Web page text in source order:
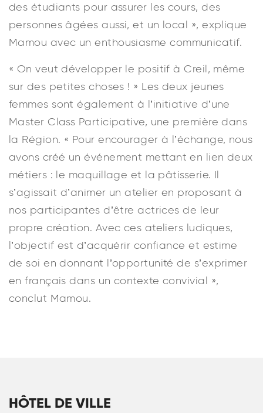
des étudiants pour assurer les cours, des
personnes âgées aussi, et un local », explique
Mamou avec un enthousiasme communicatif.
« On veut développer le positif à Creil, même
sur des petites choses ! » Les deux jeunes
femmes sont également à l’initiative d’une
Master Class Participative, une première dans
la Région. « Pour encourager à l’échange, nous
avons créé un événement mettant en lien deux
métiers : le maquillage et la pâtisserie. Il
s’agissait d’animer un atelier en proposant à
nos participantes d’être actrices de leur
propre création. Avec ces ateliers ludiques,
l’objectif est d’acquérir confiance et estime
de soi en donnant l’opportunité de s’exprimer
en français dans un contexte convivial »,
conclut Mamou.
HÔTEL DE VILLE